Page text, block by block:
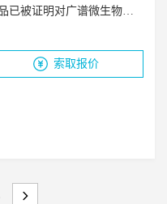
已被证明对广谱微生物
菌，包膜病毒）有效。它
。苄基（十二烷基）二甲
）二甲基氯化铵（约
索取报价